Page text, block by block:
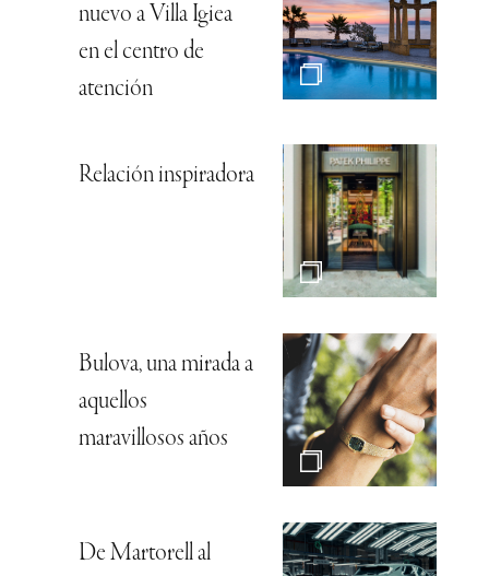
nuevo a Villa Igiea
en el centro de
atención
Relación inspiradora
Bulova, una mirada a
aquellos
maravillosos años
De Martorell al